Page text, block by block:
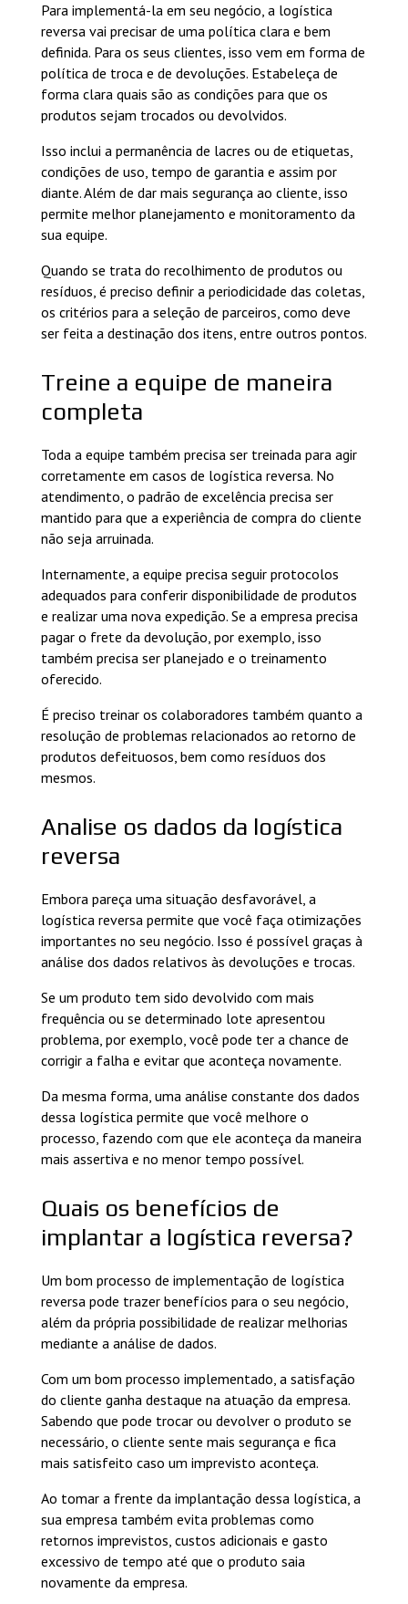
Para implementá-la em seu negócio, a logística
reversa vai precisar de uma política clara e bem
definida. Para os seus clientes, isso vem em forma de
política de troca e de devoluções. Estabeleça de
forma clara quais são as condições para que os
produtos sejam trocados ou devolvidos.
Isso inclui a permanência de lacres ou de etiquetas,
condições de uso, tempo de garantia e assim por
diante. Além de dar mais segurança ao cliente, isso
permite melhor planejamento e monitoramento da
sua equipe.
Quando se trata do recolhimento de produtos ou
resíduos, é preciso definir a periodicidade das coletas,
os critérios para a seleção de parceiros, como deve
ser feita a destinação dos itens, entre outros pontos.
Treine a equipe de maneira
completa
Toda a equipe também precisa ser treinada para agir
corretamente em casos de logística reversa. No
atendimento, o padrão de excelência precisa ser
mantido para que a experiência de compra do cliente
não seja arruinada.
Internamente, a equipe precisa seguir protocolos
adequados para conferir disponibilidade de produtos
e realizar uma nova expedição. Se a empresa precisa
pagar o frete da devolução, por exemplo, isso
também precisa ser planejado e o treinamento
oferecido.
É preciso treinar os colaboradores também quanto a
resolução de problemas relacionados ao retorno de
produtos defeituosos, bem como resíduos dos
mesmos.
Analise os dados da logística
reversa
Embora pareça uma situação desfavorável, a
logística reversa permite que você faça otimizações
importantes no seu negócio. Isso é possível graças à
análise dos dados relativos às devoluções e trocas.
Se um produto tem sido devolvido com mais
frequência ou se determinado lote apresentou
problema, por exemplo, você pode ter a chance de
corrigir a falha e evitar que aconteça novamente.
Da mesma forma, uma análise constante dos dados
dessa logística permite que você melhore o
processo, fazendo com que ele aconteça da maneira
mais assertiva e no menor tempo possível.
Quais os benefícios de
implantar a logística reversa?
Um bom processo de implementação de logística
reversa pode trazer benefícios para o seu negócio,
além da própria possibilidade de realizar melhorias
mediante a análise de dados.
Com um bom processo implementado, a satisfação
do cliente ganha destaque na atuação da empresa.
Sabendo que pode trocar ou devolver o produto se
necessário, o cliente sente mais segurança e fica
mais satisfeito caso um imprevisto aconteça.
Ao tomar a frente da implantação dessa logística, a
sua empresa também evita problemas como
retornos imprevistos, custos adicionais e gasto
excessivo de tempo até que o produto saia
novamente da empresa.